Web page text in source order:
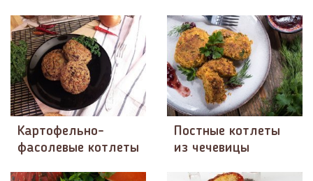
Картофельно-
фасолевые котлеты
Постные котлеты
из чечевицы